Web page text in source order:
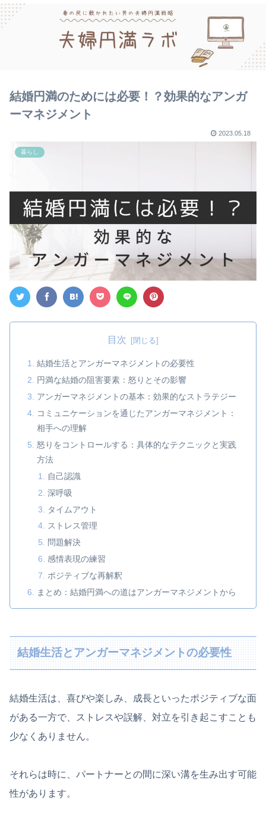
結婚円満のためには必要！？効果的なアンガ
ーマネジメント
2023.05.18
暮らし
目次
結婚生活とアンガーマネジメントの必要性
円満な結婚の阻害要素：怒りとその影響
アンガーマネジメントの基本：効果的なストラテジー
コミュニケーションを通じたアンガーマネジメント：
相手への理解
怒りをコントロールする：具体的なテクニックと実践
方法
自己認識
深呼吸
タイムアウト
ストレス管理
問題解決
感情表現の練習
ポジティブな再解釈
まとめ：結婚円満への道はアンガーマネジメントから
結婚生活とアンガーマネジメントの必要性
結婚生活は、喜びや楽しみ、成長といったポジティブな面
がある一方で、ストレスや誤解、対立を引き起こすことも
少なくありません。
それらは時に、パートナーとの間に深い溝を生み出す可能
性があります。